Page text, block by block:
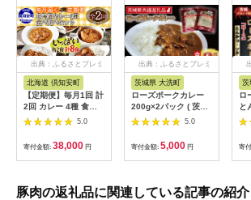
出典：ふるさとプレミ
北海道 倶知安町
【定期便】毎月1回 計
2回 カレー 4種 食べ
比べ 8個 中辛 チキン
レッグ スープカレー
レトルト 業務用 北海
道 倶知安町 【定期
便・チキンカレー・ビ
5.0
寄付金額: 38,000 円
出典：ふるさとプレミ
茨城県 大洗町
ローズポークカレー
200g×2パック ( 茨城
県共通返礼品・茨城県
産 ) ブランド豚 豚肉
茨城 ローズポーク カ
レー レトルト レトル
トパウチ レトルトカ
5.0
寄付金額: 5,000 円
茨
ロ
と
約
茨
と
寄
豚肉の返礼品に関連している記事の紹介